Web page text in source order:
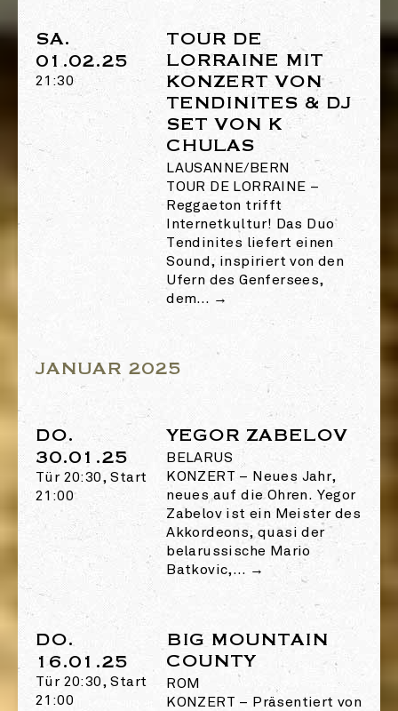
SA.
01.02.25
21:30
TOUR DE
LORRAINE MIT
KONZERT VON
TENDINITES & DJ
SET VON K
CHULAS
LAUSANNE/BERN
TOUR DE LORRAINE –
Reggaeton trifft
Internetkultur! Das Duo
Tendinites liefert einen
Sound, inspiriert von den
Ufern des Genfersees,
dem… →
JANUAR 2025
DO.
30.01.25
Tür 20:30, Start
21:00
YEGOR ZABELOV
BELARUS
KONZERT – Neues Jahr,
neues auf die Ohren. Yegor
Zabelov ist ein Meister des
Akkordeons, quasi der
belarussische Mario
Batkovic,… →
DO.
16.01.25
Tür 20:30, Start
21:00
BIG MOUNTAIN
COUNTY
ROM
KONZERT – Präsentiert von